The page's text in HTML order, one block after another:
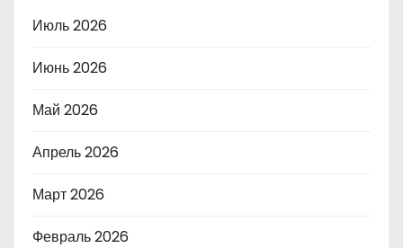
Июль 2026
Июнь 2026
Май 2026
Апрель 2026
Март 2026
Февраль 2026